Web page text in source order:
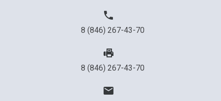
8 (846) 267-43-70
8 (846) 267-43-70